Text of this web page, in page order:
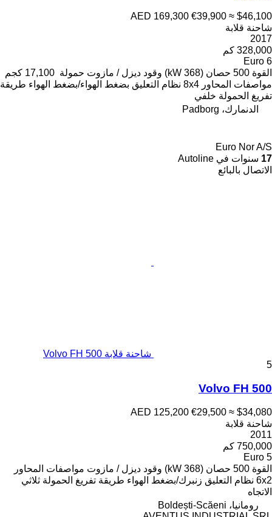
AED 169,300 €39,900 ≈ $46,100
شاحنة قلابة
2017
328,000 كم
Euro 6
القوة 500 حصان (368 kW) وقود ديزل / مازوت حمولة 17,100 كجم
مواصفات المحاور 8x4 نظام التعليق بضغط الهواء/بضغط الهواء طريقة
تفريغ الحمولة خلفي
الدنمارك، Padborg
Euro Nor A/S
17 سنوات في Autoline
الاتصال بالبائع
شاحنة قلابة Volvo FH 500
5
Volvo FH 500
AED 125,200 €29,500 ≈ $34,080
شاحنة قلابة
2011
750,000 كم
Euro 5
القوة 500 حصان (368 kW) وقود ديزل / مازوت مواصفات المحاور
6x2 نظام التعليق زنبرك/بضغط الهواء طريقة تفريغ الحمولة ثلاثي
الاتجاه
رومانيا، Boldești-Scăeni